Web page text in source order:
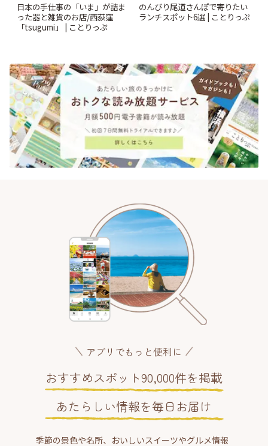
日本の手仕事の「いま」が詰ま
った器と雑貨のお店/西荻窪
「tsugumi」 | ことりっぷ
のんびり尾道さんぽで寄りたい
ランチスポット6選 | ことりっぷ
アプリでもっと便利に
おすすめスポット90,000件を掲載
あたらしい情報を毎日お届け
季節の景色や名所、おいしいスイーツやグルメ情報